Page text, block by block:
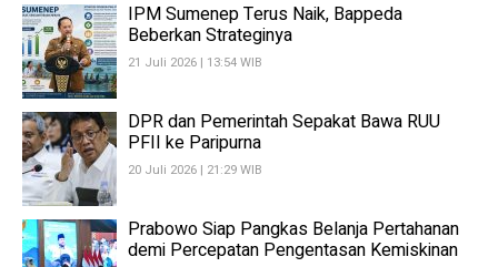
IPM Sumenep Terus Naik, Bappeda
Beberkan Strateginya
21 Juli 2026 | 13:54 WIB
DPR dan Pemerintah Sepakat Bawa RUU
PFII ke Paripurna
20 Juli 2026 | 21:29 WIB
Prabowo Siap Pangkas Belanja Pertahanan
demi Percepatan Pengentasan Kemiskinan